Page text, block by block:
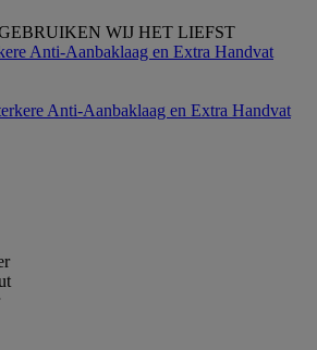
WIJ HET LIEFST
Anti-Aanbaklaag en Extra Handvat